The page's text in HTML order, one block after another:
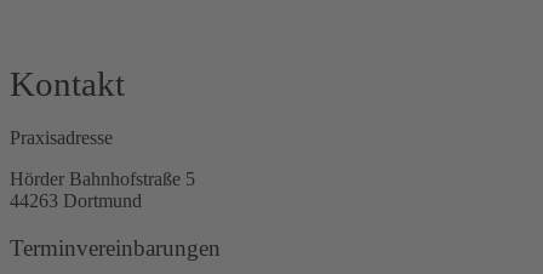
Kontakt
Praxisadresse
Hörder Bahnhofstraße 5
44263 Dortmund
Terminvereinbarungen